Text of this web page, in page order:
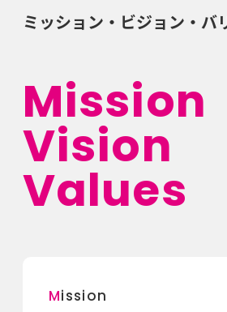
ミッション・ビジョン・バ
Mission
Vision
Values
Mission